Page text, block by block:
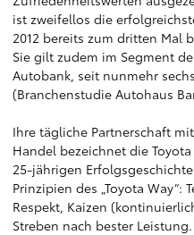
ist zweifellos die
2012 bereits zum dritten Mal
Sie gilt zudem im Segment
Autobank, seit nunmehr
(Branchenstudie Autohaus
Ihre tägliche Partnerschaft
Handel bezeichnet die
25-jährigen
Prinzipien des „Toyota Way“:
Respekt, Kaizen
Streben nach bester Leistung.